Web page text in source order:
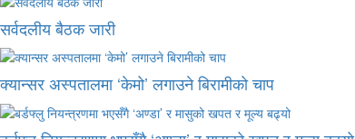
सर्वदलीय बैठक जारी
क्यान्सर अस्पतालमा ‘केमो’ लगाउने बिरामीको चाप